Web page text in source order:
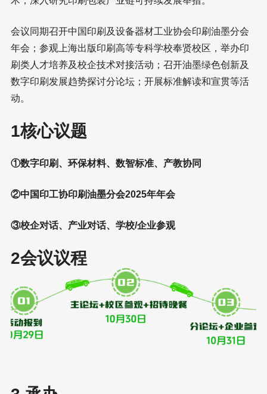
会议同期召开中国印刷及设备器材工业协会印刷油墨分会
年会；参观上海出版印刷高等专科学校奉贤校区，举办印
刷类人才培养及校企技术对接活动；召开油墨绿色创新及
数字印刷发展趋势探讨分论坛；开展标准解读和宣贯等活
动。
1核心议题
①数字印刷、环保材料、数智标准、产教协同
②中国印工协印刷油墨分会2025年年会
③校企对话、产业对话、学校/企业参观
2会议议程